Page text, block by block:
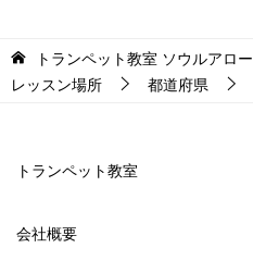
トランペット教室 ソウルアロー
レッスン場所
都道府県
トランペット教室
会社概要